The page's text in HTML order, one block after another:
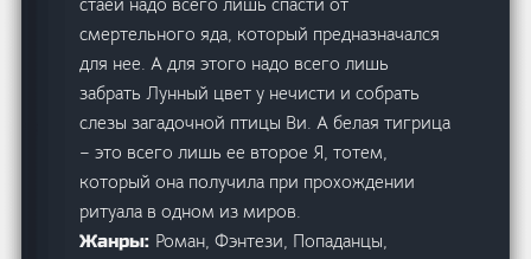
смертельного яда, который предназначался
для нее. А для этого надо всего лишь
забрать Лунный цвет у нечисти и собрать
слезы загадочной птицы Ви. А белая тигрица
– это всего лишь ее второе Я, тотем,
который она получила при прохождении
ритуала в одном из миров.
Жанры: Роман, Фэнтези, Попаданцы,